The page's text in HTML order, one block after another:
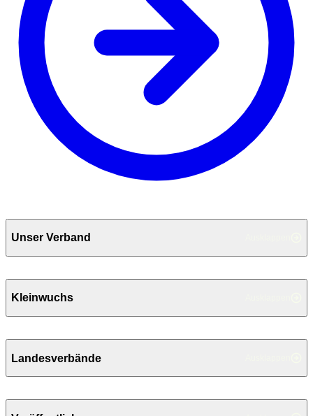
Unser Verband
Kleinwuchs
Landesverbände